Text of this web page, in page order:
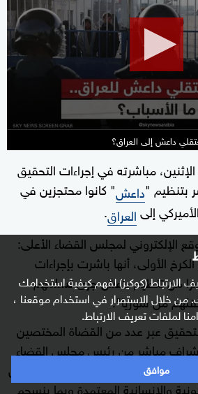
الارتباط (كوكيز) لفهم كيفية استخدامك
من خلال الاستمرار في استخدام موقعنا ،
لملفات تعريف الارتباط.
موافق
16
minutes,
5
seconds
داعش إلى العراق؟
مباشرته في إجراءات التحقيق
داعش" كانوا محتجزين في
إلىالعراق.
الإلكتروني لمجلس القضاء الأعلى:
الأولى، أنها باشرت بإجراءات
مع 1387 عنصرا من تنظيم داعش جرى تسلمهم
من سوريا".
عبر عدد من القضاة المختصين
مباشر من رئيس مجلس القضاء
أن "إجراءات التعامل مع الموقوفين
والإنسانية المعتمدة وبما ينسجم